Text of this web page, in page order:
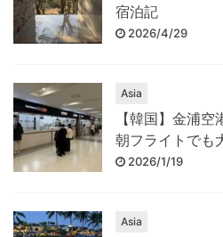
宿泊記
2026/4/29
Asia
【韓国】金浦
朝フライトでも
2026/1/19
Asia